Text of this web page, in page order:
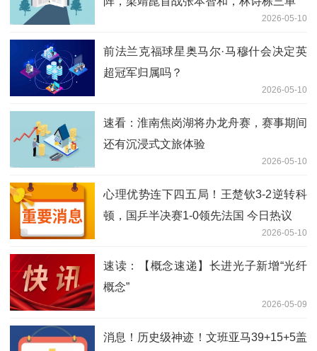
2026-05-10
前法兰克福球星奥马尔·马穆什会决定英
超冠军归属吗？
2026-05-10
速看：淮南焦岗湖将办龙舟赛，赛事期间
还有沉浸式文旅体验
2026-05-10
心理优势连下四五局！王楚钦3-2逆转科
顿，国乒半决赛1-0领先法国 今日热议
2026-05-10
速读：【概念速递】长进光子新增“光纤
概念”
2026-05-09
消息！历史级神迹！文班亚马39+15+5盖